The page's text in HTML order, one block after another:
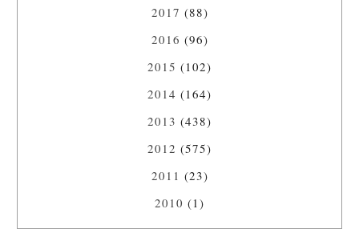
2017 (88)
2016 (96)
2015 (102)
2014 (164)
2013 (438)
2012 (575)
2011 (23)
2010 (1)